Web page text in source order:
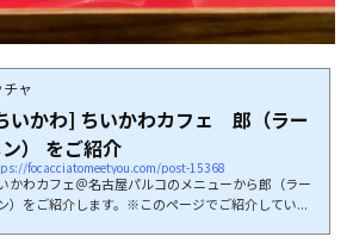
ャ
いかわ] ちいかわカフェ 郎（ラー
） をご紹介
focacciatomeetyou.com/post-15368
かわカフェ＠名古屋パルコのメニューから郎（ラー
）をご紹介します。※このページでご紹介してい...